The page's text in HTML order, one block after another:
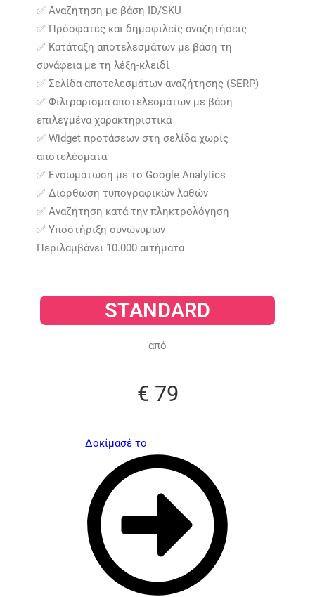
✅ Αναζήτηση με βάση ID/SKU
✅ Πρόσφατες και δημοφιλείς αναζητήσεις
✅ Κατάταξη αποτελεσμάτων με βάση τη
συνάφεια με τη λέξη-κλειδί
✅ Σελίδα αποτελεσμάτων αναζήτησης (SERP)
✅ Φιλτράρισμα αποτελεσμάτων με βάση
επιλεγμένα χαρακτηριστικά
✅ Widget προτάσεων στη σελίδα χωρίς
αποτελέσματα
✅ Ενσωμάτωση με το Google Analytics
✅ Διόρθωση τυπογραφικών λαθών
✅ Αναζήτηση κατά την πληκτρολόγηση
✅ Υποστήριξη συνώνυμων
Περιλαμβάνει 10.000 αιτήματα​
STANDARD​
από​
€ 79​
Δοκίμασέ το